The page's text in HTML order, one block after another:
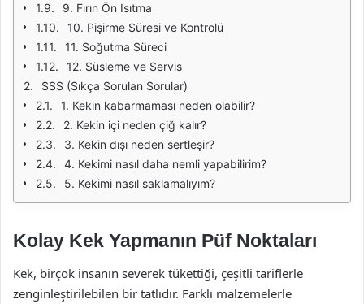
9. Fırın Ön Isıtma
10. Pişirme Süresi ve Kontrolü
11. Soğutma Süreci
12. Süsleme ve Servis
SSS (Sıkça Sorulan Sorular)
1. Kekin kabarmaması neden olabilir?
2. Kekin içi neden çiğ kalır?
3. Kekin dışı neden sertleşir?
4. Kekimi nasıl daha nemli yapabilirim?
5. Kekimi nasıl saklamalıyım?
Kolay Kek Yapmanın Püf Noktaları
Kek, birçok insanın severek tükettiği, çeşitli tariflerle
zenginleştirilebilen bir tatlıdır. Farklı malzemelerle